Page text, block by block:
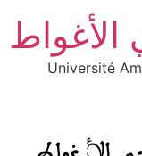
الأغواط
Université